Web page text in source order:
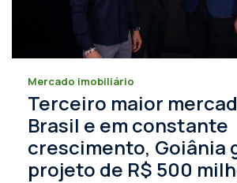
Mercado imobiliário
Terceiro maior
Brasil e em constante
crescimento, Goiânia
projeto de R$ 500